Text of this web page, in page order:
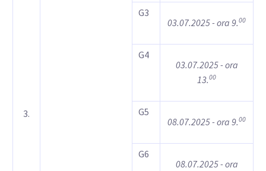
3.
G3
03.07.2025 - ora 9.00
G4
03.07.2025 - ora
13.00
G5
08.07.2025 - ora 9.00
G6
08.07.2025 - ora